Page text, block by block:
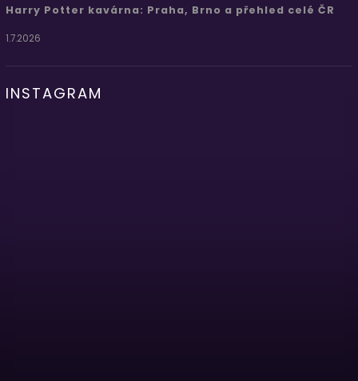
Harry Potter kavárna: Praha, Brno a přehled celé ČR
1.7.2026
INSTAGRAM